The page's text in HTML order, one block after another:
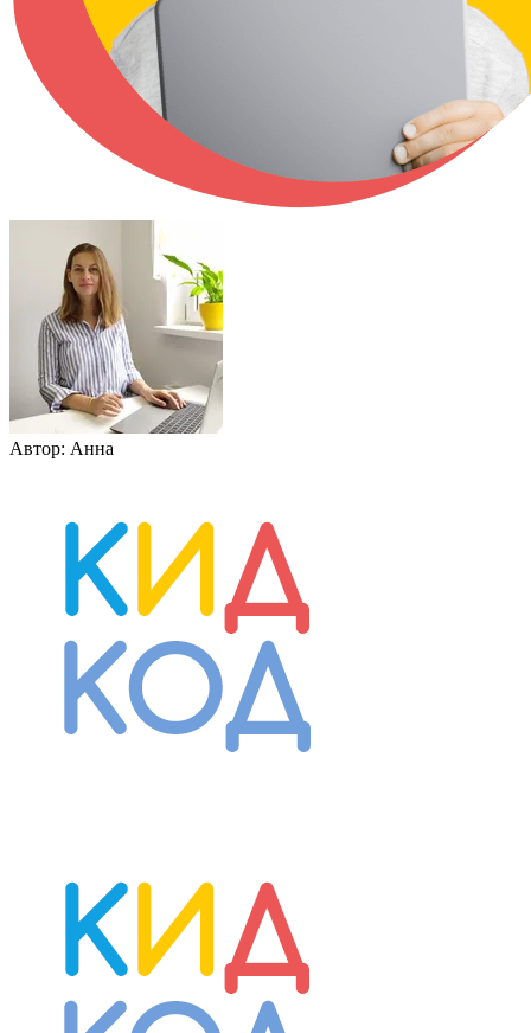
Автор: Анна